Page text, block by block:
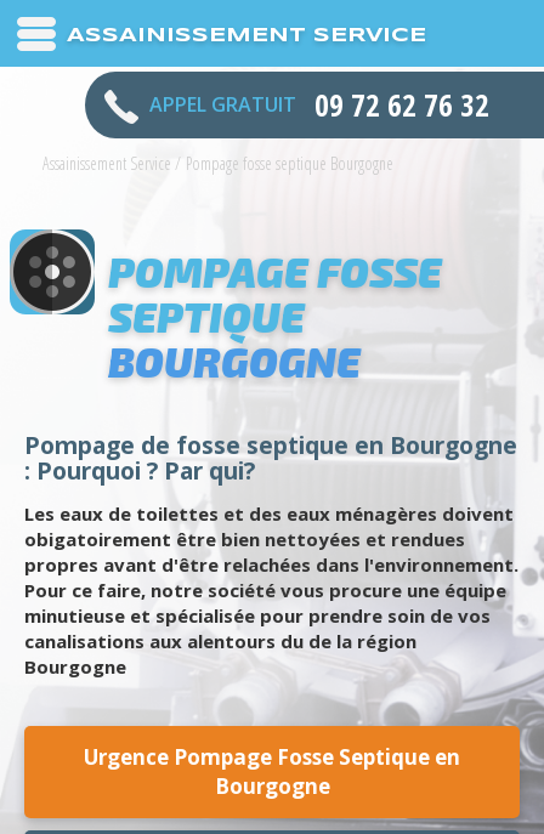
ASSAINISSEMENT SERVICE
APPEL GRATUIT 09 72 62 76 32
Assainissement Service / Pompage fosse septique Bourgogne
POMPAGE FOSSE
SEPTIQUE
BOURGOGNE
Pompage de fosse septique en Bourgogne
: Pourquoi ? Par qui?
Les eaux de toilettes et des eaux ménagères doivent
obigatoirement être bien nettoyées et rendues
propres avant d'être relachées dans l'environnement.
Pour ce faire, notre société vous procure une équipe
minutieuse et spécialisée pour prendre soin de vos
canalisations aux alentours du de la région
Bourgogne
Urgence Pompage Fosse Septique en
Bourgogne